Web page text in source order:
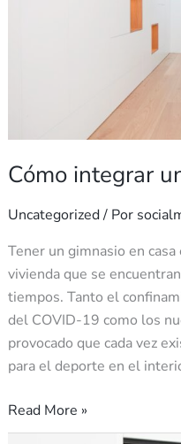
Cómo integrar
Uncategorized/ Por
Tener un gimnasio en
vivienda que se
tiempos. Tanto el
del COVID-19 como los
provocado que cada vez
para el deporte en el
Read More »